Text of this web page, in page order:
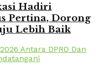
Hadiri
Pertina, Dorong
Lebih Baik